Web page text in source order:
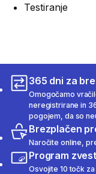
Testiranje
365 dni za
Omogočamo
neregistrirane in
pogojem, da so
Brezplačen
Naročite online,
Program
Osvojite 10 točk